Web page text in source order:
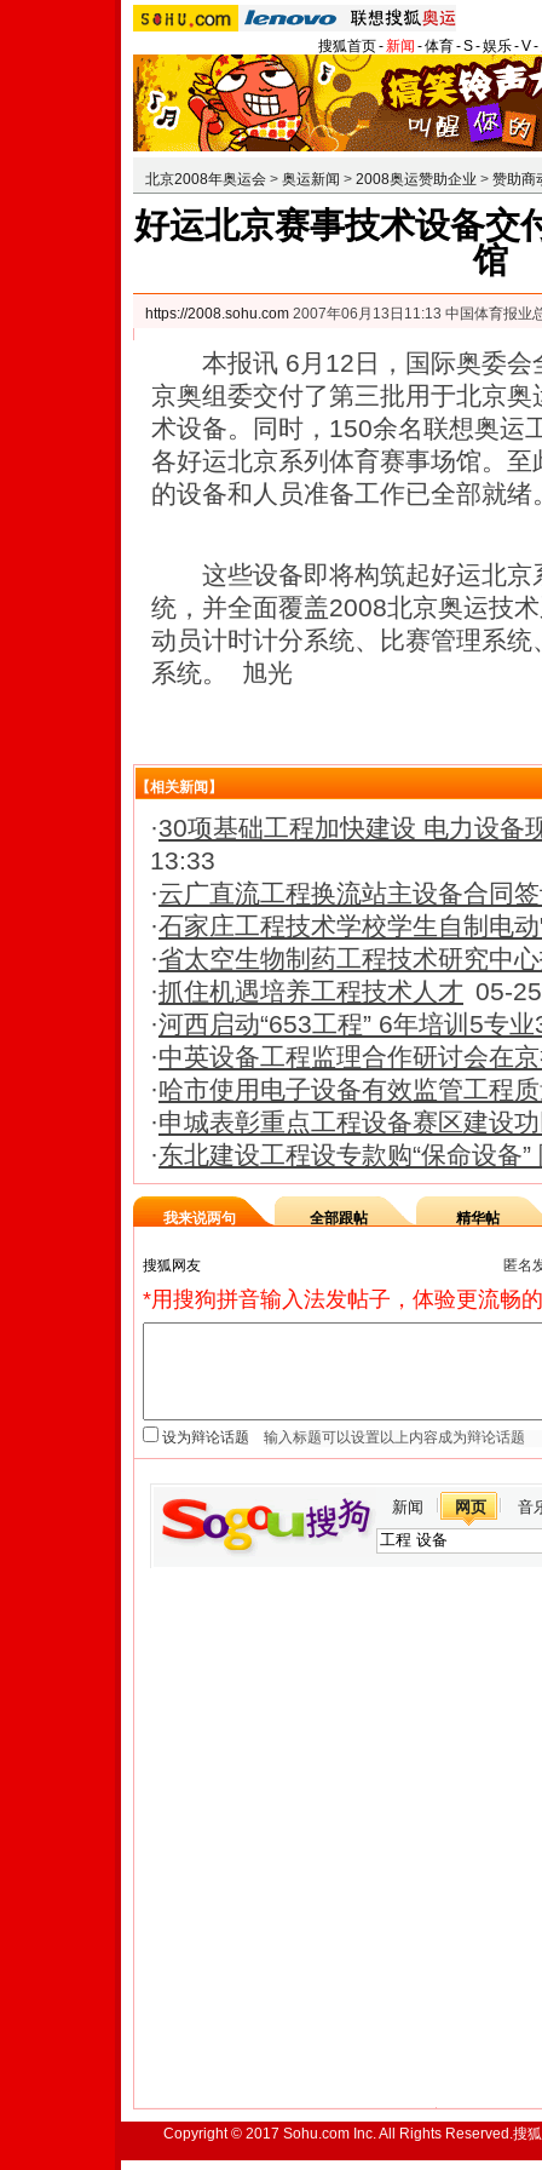
搜狐首页-新闻 -体育-S-娱乐-V-
北京2008年奥运会 > 奥运新闻 > 2008奥运赞助企业 > 赞助商
好运北京赛事技术设备交
馆
https://2008.sohu.com 2007年06月13日11:13 中国体育报业
本报讯 6月12日，国际奥委会
京奥组委交付了第三批用于北京
术设备。同时，150余名联想奥运
各好运北京系列体育赛事场馆。
的设备和人员准备工作已全部就绪
这些设备即将构筑起好运北京
统，并全面覆盖2008北京奥运技
动员计时计分系统、比赛管理系
系统。 旭光
【相关新闻】
·30项基础工程加快建设 电力设备
13:33
·云广直流工程换流站主设备合同
·石家庄工程技术学校学生自制电
·省太空生物制药工程技术研究中
·抓住机遇培养工程技术人才 05-
·河西启动“653工程” 6年培训5专
·中英设备工程监理合作研讨会在
·哈市使用电子设备有效监管工程
·申城表彰重点工程设备赛区建设
·东北建设工程设专款购“保命设备
我来说两句 全部跟帖 精华帖
匿名
*用搜狗拼音输入法发帖子，体验更流畅
设为辩论话题
新闻 网页 音
Copyright © 2017 Sohu.com Inc. All Rights Reserved.搜